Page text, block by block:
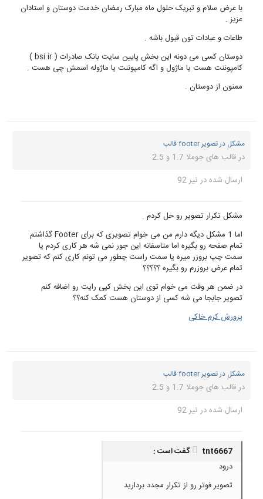
با عرض سلام و تبریک حلول ماه مبارک رمضان خدمت دوستان و استادان
عزیز .
طاعات و عبادات تون قبول باشه .
دوستان کسی می دونه این بخش پایین سایت بانک صادرات ( bsi.ir )
کامپوننت هست یا ماژول و اگه کامپوننت یا ماژوله اسمش چی هست .
ممنون از دوستان .
مشکل در تصویر footer قالب
درقالب های جوملا 1.7 و 2.5
ارسال شده در تیر 92
مشکل تکرار تصویر رو حل کردم .
اما 1 مشکل دیگه دارم من می خوام تصویری که برای Footer گذاشتم
تمام صفحه رو بگیره اما متاسفانه این جور نمی شه هر کاری کردم یا
سمت چپ بروزر میره یا سمت راست چطور می تونم کاری کنم که تصویر
تمام عرض بروزرم رو بگیره ؟؟؟؟؟
در ضمن هر وقت می خوام توی این بخش کپی رایت رو اضافه کنم
تصویر جابجا می شه کسی از دوستان هست کمک کنه؟؟
پرورش کرم خاکی
مشکل در تصویر footer قالب
درقالب های جوملا 1.7 و 2.5
ارسال شده در تیر 92
tnt6667 گفت است :
درود
تصویر فوتر رو از تکرار مجدد بردارید